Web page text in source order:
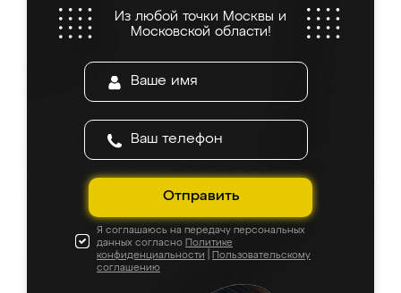
Из любой точки Москвы и
Московской области!
Отправить
Я соглашаюсь на передачу персональных
данных согласно Политике
конфиденциальности
Пользовательскому
соглашению